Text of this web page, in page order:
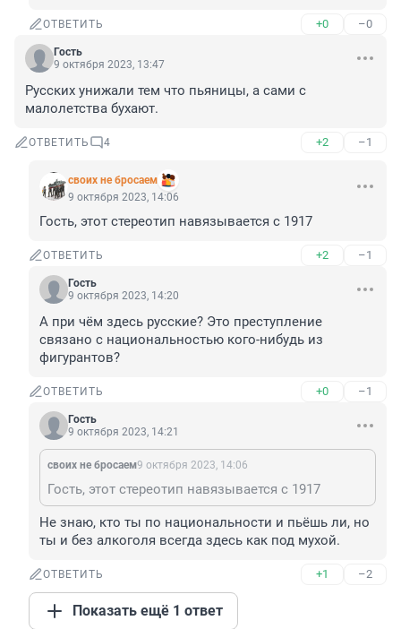
ОТВЕТИТЬ +0 –0
Гость
9 октября 2023, 13:47
Русских унижали тем что пьяницы, а сами с
малолетства бухают.
ОТВЕТИТЬ 4 +2 –1
своих не бросаем
9 октября 2023, 14:06
Гость, этот стереотип навязывается с 1917
ОТВЕТИТЬ +2 –1
Гость
9 октября 2023, 14:20
А при чём здесь русские? Это преступление
связано с национальностью кого-нибудь из
фигурантов?
ОТВЕТИТЬ +0 –1
Гость
9 октября 2023, 14:21
своих не бросаем9 октября 2023, 14:06
Гость, этот стереотип навязывается с 1917
Не знаю, кто ты по национальности и пьёшь ли, но
ты и без алкоголя всегда здесь как под мухой.
ОТВЕТИТЬ +1 –2
Показать ещё 1 ответ